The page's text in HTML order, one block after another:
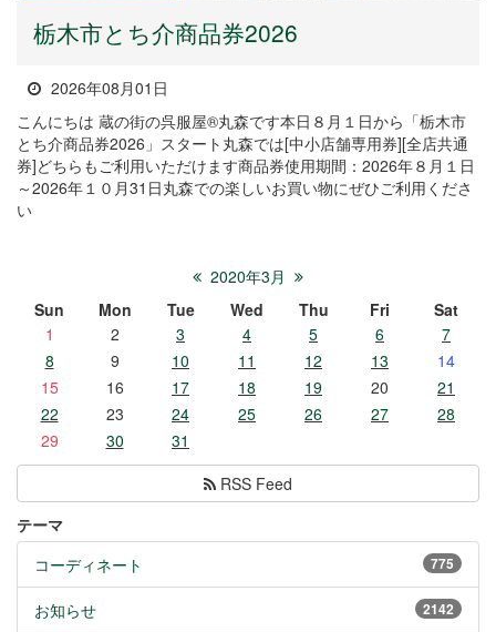
栃木市とち介商品券2026
2026年08月01日
こんにちは 蔵の街の呉服屋®丸森です本日８月１日から「栃木市
とち介商品券2026」スタート丸森では[中小店舗専用券][全店共通
券]どちらもご利用いただけます商品券使用期間：2026年８月１日
～2026年１０月31日丸森での楽しいお買い物にぜひご利用くださ
い
2020年3月
Sun
Mon Tue Wed Thu Fri
Sat
1
2 3 4 5 6
7
8
9 10 11 12 13
14
15
16 17 18 19 20
21
22
23 24 25 26 27
28
29
30
31
RSS Feed
テーマ
775
コーディネート
2142
お知らせ